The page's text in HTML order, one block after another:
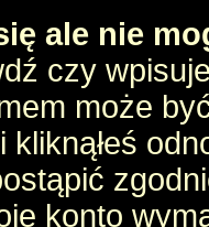
ale nie
czy
może
kliknąłeś
konto